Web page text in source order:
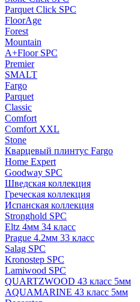
Parquet Click SPC
FloorAge
Forest
Mountain
A+Floor SPC
Premier
SMALT
Fargo
Parquet
Classic
Comfort
Comfort XXL
Stone
Кварцевый плинтус Fargo
Home Expert
Goodway SPC
Шведская коллекция
Греческая коллекция
Испанская коллекция
Stronghold SPC
Eltz 4мм 34 класс
Prague 4.2мм 33 класс
Salag SPC
Kronostep SPC
Lamiwood SPC
QUARTZWOOD 43 класс 5мм
AQUAMARINE 43 класс 5мм